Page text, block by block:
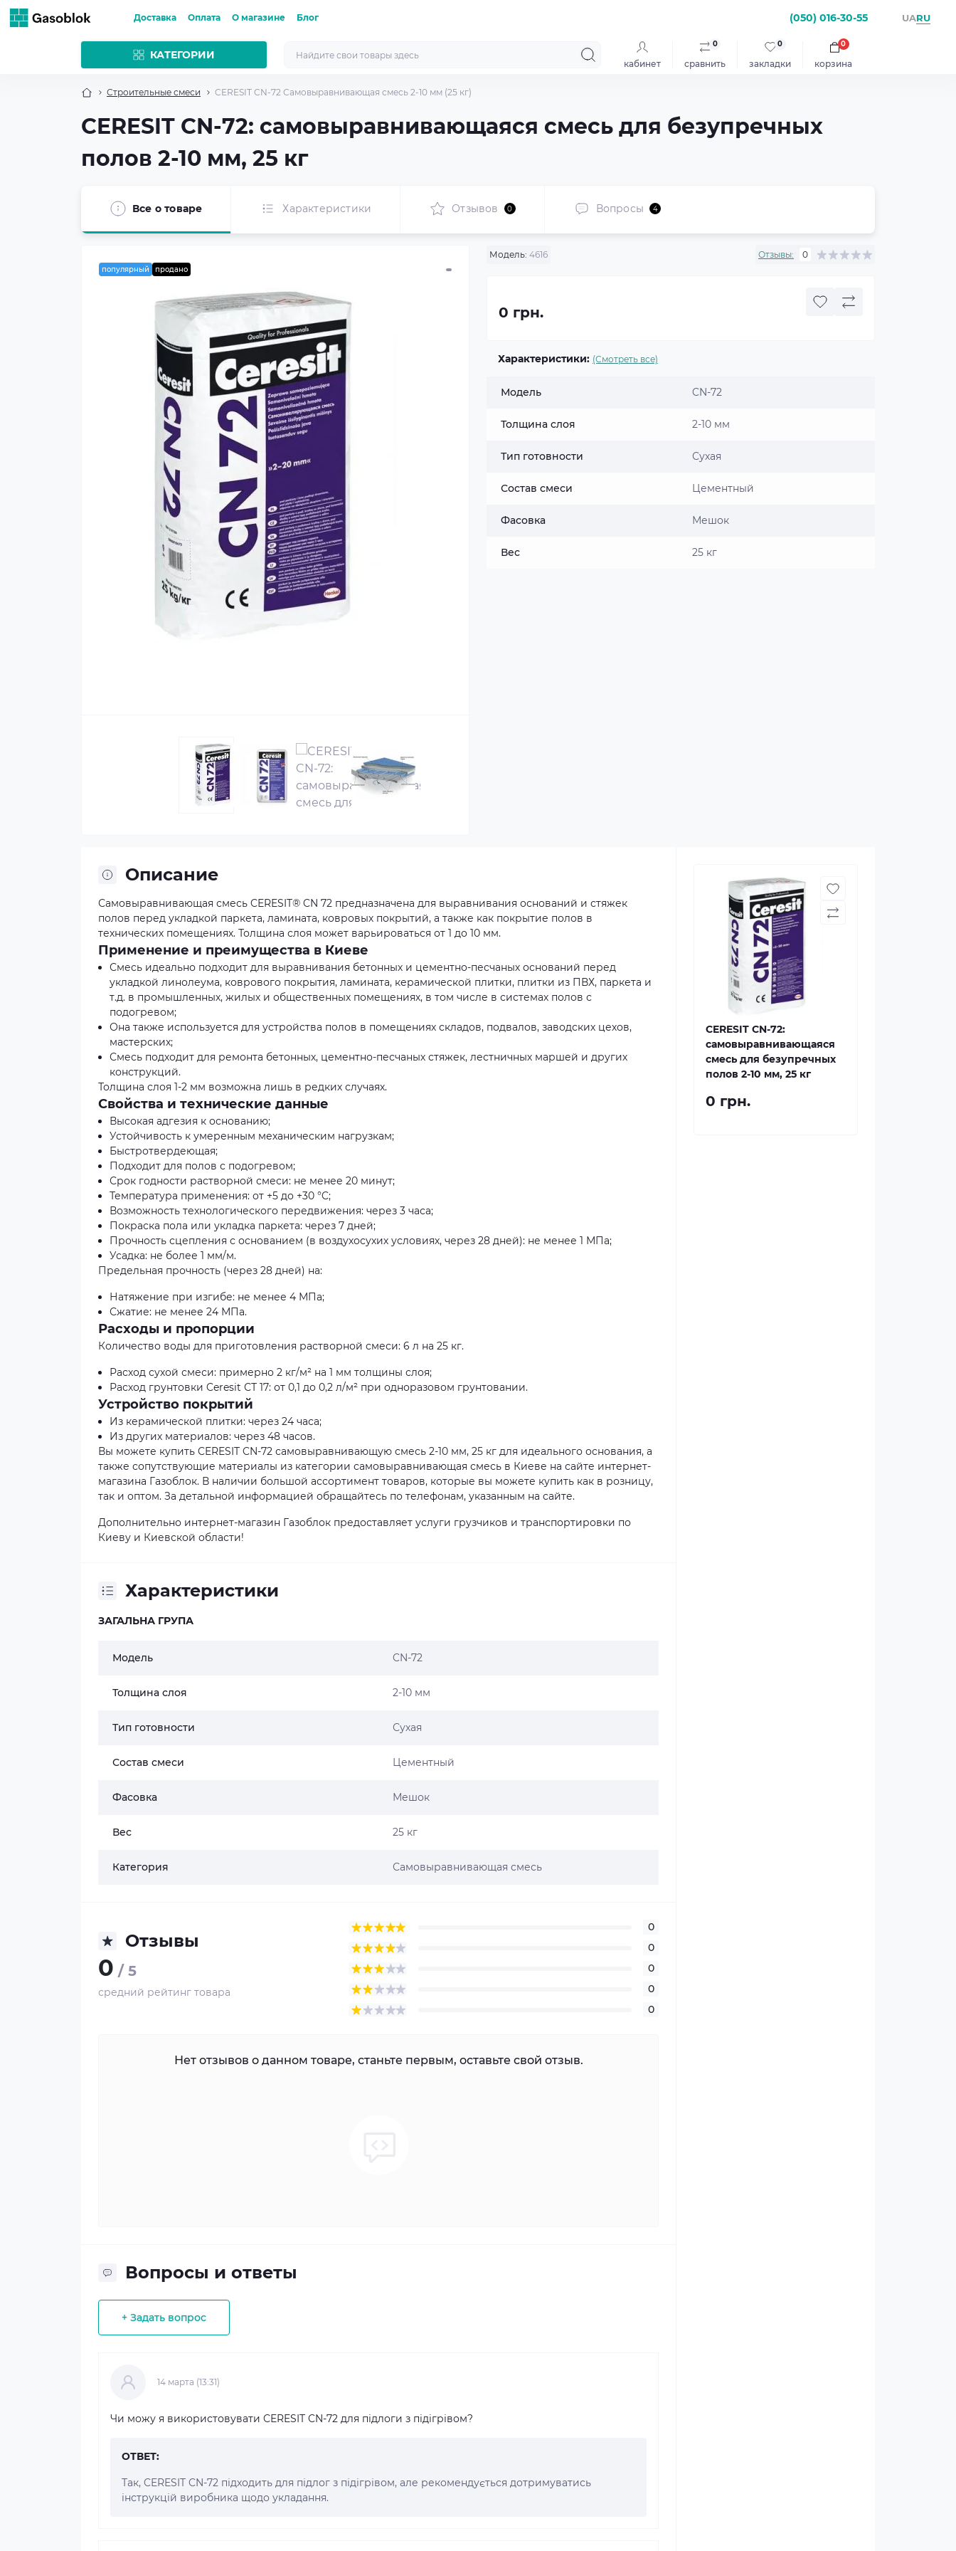
Доставка Оплата О магазине Блог (050) 016-30-55 UARU
КАТЕГОРИИ
кабинет сравнить
0
закладки
0
корзина
0
Строительные смеси CERESIT CN-72 Самовыравнивающая смесь 2-10 мм (25 кг)
CERESIT CN-72: самовыравнивающаяся смесь для безупречных
полов 2-10 мм, 25 кг
Все о товаре Характеристики Отзывов 0 Вопросы 4
популярный продано
Модель: 4616 Отзывы: 0
0 грн.
Характеристики: (Смотреть все)
Модель CN-72
Толщина слоя 2-10 мм
Тип готовности Сухая
Состав смеси Цементный
Фасовка Мешок
Вес 25 кг
Описание
Самовыравнивающая смесь CERESIT® CN 72 предназначена для выравнивания оснований и стяжек
полов перед укладкой паркета, ламината, ковровых покрытий, а также как покрытие полов в
технических помещениях. Толщина слоя может варьироваться от 1 до 10 мм.
Применение и преимущества в Киеве
Смесь идеально подходит для выравнивания бетонных и цементно-песчаных оснований перед
укладкой линолеума, коврового покрытия, ламината, керамической плитки, плитки из ПВХ, паркета и
т.д. в промышленных, жилых и общественных помещениях, в том числе в системах полов с
подогревом;
Она также используется для устройства полов в помещениях складов, подвалов, заводских цехов,
мастерских;
Смесь подходит для ремонта бетонных, цементно-песчаных стяжек, лестничных маршей и других
конструкций.
Толщина слоя 1-2 мм возможна лишь в редких случаях.
Свойства и технические данные
Высокая адгезия к основанию;
Устойчивость к умеренным механическим нагрузкам;
Быстротвердеющая;
Подходит для полов с подогревом;
Срок годности растворной смеси: не менее 20 минут;
Температура применения: от +5 до +30 °C;
Возможность технологического передвижения: через 3 часа;
Покраска пола или укладка паркета: через 7 дней;
Прочность сцепления с основанием (в воздухосухих условиях, через 28 дней): не менее 1 МПа;
Усадка: не более 1 мм/м.
Предельная прочность (через 28 дней) на:
Натяжение при изгибе: не менее 4 МПа;
Сжатие: не менее 24 МПа.
Расходы и пропорции
Количество воды для приготовления растворной смеси: 6 л на 25 кг.
Расход сухой смеси: примерно 2 кг/м² на 1 мм толщины слоя;
Расход грунтовки Ceresit СТ 17: от 0,1 до 0,2 л/м² при одноразовом грунтовании.
Устройство покрытий
Из керамической плитки: через 24 часа;
Из других материалов: через 48 часов.
Вы можете купить CERESIT CN-72 самовыравнивающую смесь 2-10 мм, 25 кг для идеального основания, а
также сопутствующие материалы из категории самовыравнивающая смесь в Киеве на сайте интернет-
магазина Газоблок. В наличии большой ассортимент товаров, которые вы можете купить как в розницу,
так и оптом. За детальной информацией обращайтесь по телефонам, указанным на сайте.
Дополнительно интернет-магазин Газоблок предоставляет услуги грузчиков и транспортировки по
Киеву и Киевской области!
Характеристики
ЗАГАЛЬНА ГРУПА
Модель CN-72
Толщина слоя 2-10 мм
Тип готовности Сухая
Состав смеси Цементный
Фасовка Мешок
Вес 25 кг
Категория Самовыравнивающая смесь
Отзывы
0 / 5
средний рейтинг товара
0
0
0
0
0
Нет отзывов о данном товаре, станьте первым, оставьте свой отзыв.
Вопросы и ответы
+ Задать вопрос
14 марта (13:31)
Чи можу я використовувати CERESIT CN-72 для підлоги з підігрівом?
ОТВЕТ:
Так, CERESIT CN-72 підходить для підлог з підігрівом, але рекомендується дотримуватись
інструкцій виробника щодо укладання.
CERESIT CN-72:
самовыравнивающаяся
смесь для безупречных
полов 2-10 мм, 25 кг
0 грн.